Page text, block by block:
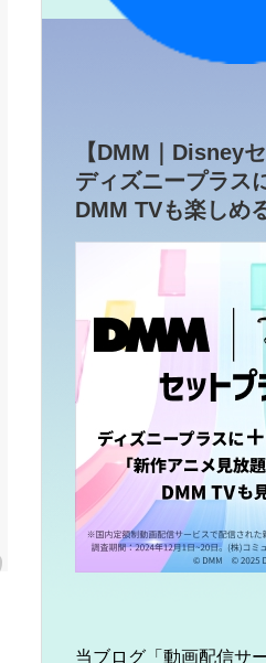
【DMM｜Disney
ディズニープラス
DMM TVも楽しめ
当ブログ「動画配信サ